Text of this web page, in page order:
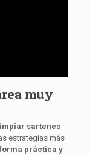
muy
limpiar sartenes
estrategias más
práctica y